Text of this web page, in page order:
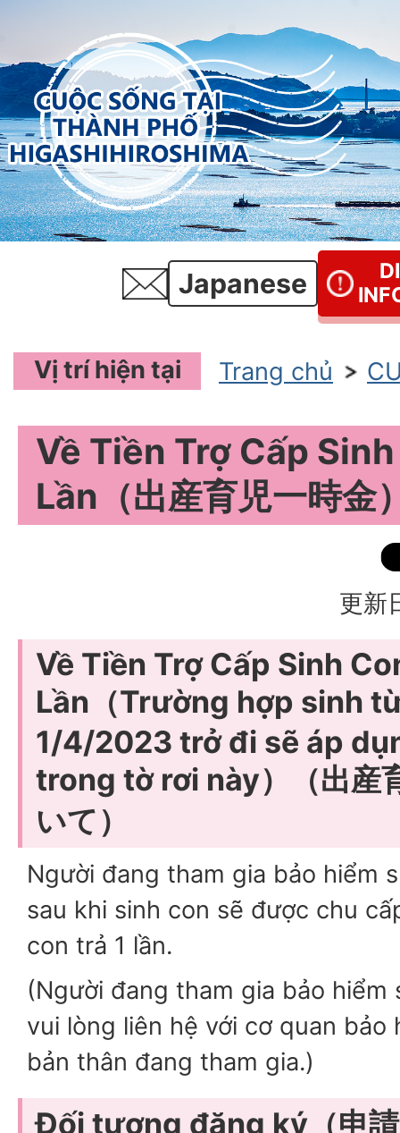
Japanese
Vị trí hiện tại Trang chủ
Về Tiền Trợ Cấp
Lần（出産育児一時金
更新
Về Tiền Trợ Cấp Sinh
Lần（Trường hợp sinh
1/4/2023 trở đi sẽ áp
trong tờ rơi này）（出産
いて）
Người đang tham gia bảo hiểm
sau khi sinh con sẽ được chu
con trả 1 lần.
(Người đang tham gia bảo hiểm
vui lòng liên hệ với cơ quan bảo
bản thân đang tham gia.)
Đối tượng đăng ký（申